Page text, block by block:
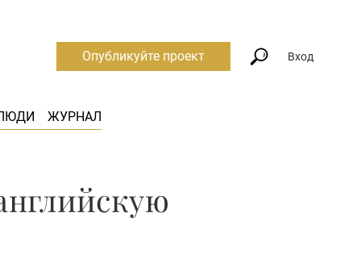
ЖУРНАЛ
Опубликуйте проект Вход